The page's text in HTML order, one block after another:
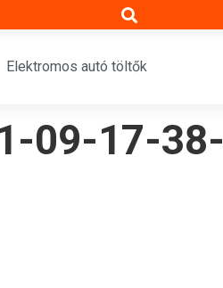
Elektromos autó töltők
09-17-38-